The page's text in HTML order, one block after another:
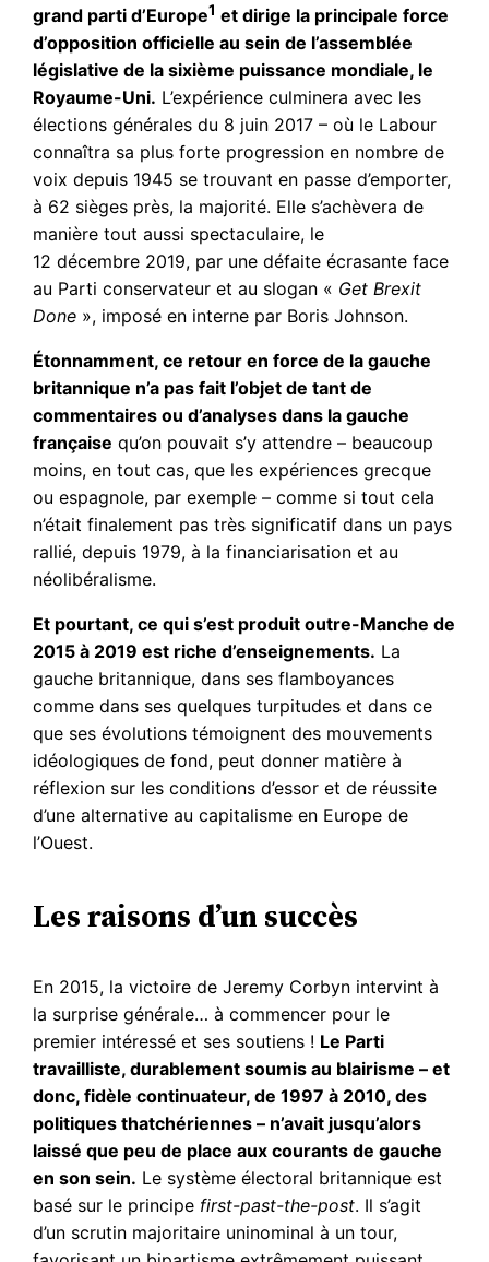
grand parti d’Europe1 et dirige la principale force
d’opposition officielle au sein de l’assemblée
législative de la sixième puissance mondiale, le
Royaume-Uni. L’expérience culminera avec les
élections générales du 8 juin 2017 – où le Labour
connaîtra sa plus forte progression en nombre de
voix depuis 1945 se trouvant en passe d’emporter,
à 62 sièges près, la majorité. Elle s’achèvera de
manière tout aussi spectaculaire, le
12 décembre 2019, par une défaite écrasante face
au Parti conservateur et au slogan « Get Brexit
Done », imposé en interne par Boris Johnson.
Étonnamment, ce retour en force de la gauche
britannique n’a pas fait l’objet de tant de
commentaires ou d’analyses dans la gauche
française qu’on pouvait s’y attendre – beaucoup
moins, en tout cas, que les expériences grecque
ou espagnole, par exemple – comme si tout cela
n’était finalement pas très significatif dans un pays
rallié, depuis 1979, à la financiarisation et au
néolibéralisme.
Et pourtant, ce qui s’est produit outre-Manche de
2015 à 2019 est riche d’enseignements. La
gauche britannique, dans ses flamboyances
comme dans ses quelques turpitudes et dans ce
que ses évolutions témoignent des mouvements
idéologiques de fond, peut donner matière à
réflexion sur les conditions d’essor et de réussite
d’une alternative au capitalisme en Europe de
l’Ouest.
Les raisons d’un succès
En 2015, la victoire de Jeremy Corbyn intervint à
la surprise générale… à commencer pour le
premier intéressé et ses soutiens ! Le Parti
travailliste, durablement soumis au blairisme – et
donc, fidèle continuateur, de 1997 à 2010, des
politiques thatchériennes – n’avait jusqu’alors
laissé que peu de place aux courants de gauche
en son sein. Le système électoral britannique est
basé sur le principe first-past-the-post. Il s’agit
d’un scrutin majoritaire uninominal à un tour,